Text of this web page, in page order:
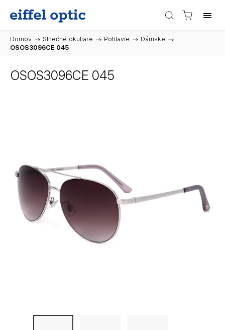
Domov / Slnečné okuliare / Pohlavie / Dámske /
OSOS3096CE 045
OSOS3096CE 045